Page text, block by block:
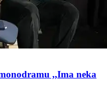
,,Ima neka